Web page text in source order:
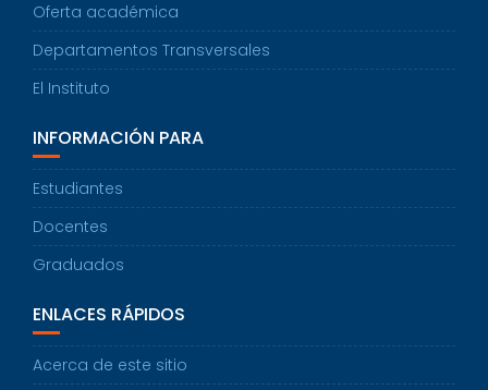
Oferta académica
Departamentos Transversales
El Instituto
INFORMACIÓN PARA
Estudiantes
Docentes
Graduados
ENLACES RÁPIDOS
Acerca de este sitio